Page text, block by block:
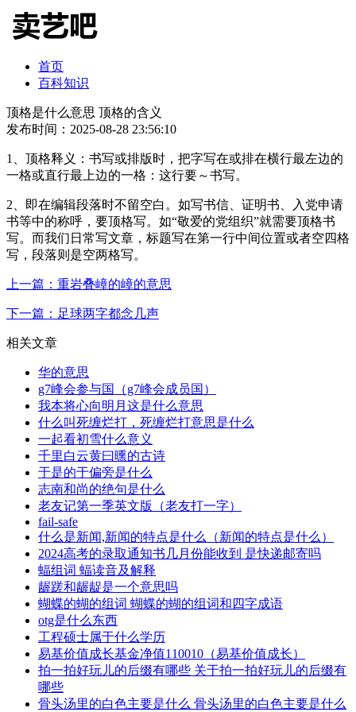
首页
百科知识
顶格是什么意思 顶格的含义
发布时间：2025-08-28 23:56:10
1、顶格释义：书写或排版时，把字写在或排在横行最左边的
一格或直行最上边的一格：这行要～书写。
2、即在编辑段落时不留空白。如写书信、证明书、入党申请
书等中的称呼，要顶格写。如“敬爱的党组织”就需要顶格书
写。而我们日常写文章，标题写在第一行中间位置或者空四格
写，段落则是空两格写。
上一篇：重岩叠嶂的嶂的意思
下一篇：足球两字都念几声
相关文章
华的意思
g7峰会参与国（g7峰会成员国）
我本将心向明月这是什么意思
什么叫死缠烂打，死缠烂打意思是什么
一起看初雪什么意义
千里白云黄曰曛的古诗
于是的于偏旁是什么
志南和尚的绝句是什么
老友记第一季英文版（老友打一字）
fail-safe
什么是新闻,新闻的特点是什么（新闻的特点是什么）
2024高考的录取通知书几月份能收到 是快递邮寄吗
蝠组词 蝠读音及解释
龌蹉和龌龊是一个意思吗
蝴蝶的蝴的组词 蝴蝶的蝴的组词和四字成语
otg是什么东西
工程硕士属于什么学历
易基价值成长基金净值110010（易基价值成长）
拍一拍好玩儿的后缀有哪些 关于拍一拍好玩儿的后缀有
哪些
骨头汤里的白色主要是什么 骨头汤里的白色主要是什么